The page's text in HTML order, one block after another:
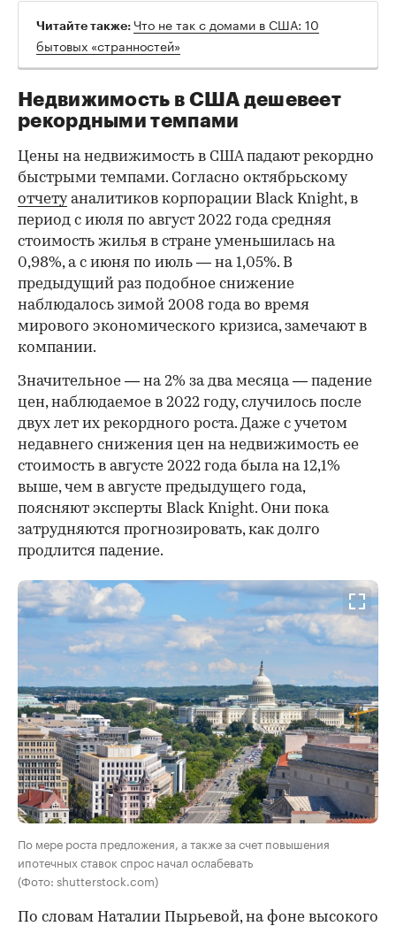
Читайте также: Что не так с домами в США: 10
бытовых «странностей»
Недвижимость в США дешевеет
рекордными темпами
Цены на недвижимость в США падают рекордно
быстрыми темпами. Согласно октябрьскому
отчетуаналитиков корпорации Black Knight, в
период с июля по август 2022 года средняя
стоимость жилья в стране уменьшилась на
0,98%, а с июня по июль — на 1,05%. В
предыдущий раз подобное снижение
наблюдалось зимой 2008 года во время
мирового экономического кризиса, замечают в
компании.
Значительное — на 2% за два месяца — падение
цен, наблюдаемое в 2022 году, случилось после
двух лет их рекордного роста. Даже с учетом
недавнего снижения цен на недвижимость ее
стоимость в августе 2022 года была на 12,1%
выше, чем в августе предыдущего года,
поясняют эксперты Black Knight. Они пока
затрудняются прогнозировать, как долго
продлится падение.
По мере роста предложения, а также за счет повышения
ипотечных ставок спрос начал ослабевать
(Фото: shutterstock.com)
По словам Наталии Пырьевой, на фоне высокого